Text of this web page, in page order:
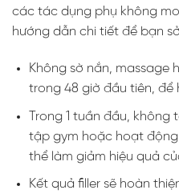
các tác dụng phụ không
hướng dẫn chi tiết để bạn
Không sờ nắn, massage
trong 48 giờ đầu tiên, để
Trong 1 tuần đầu,
tập gym hoặc hoạt
thể làm giảm hiệu quả
Kết quả filler sẽ hoàn